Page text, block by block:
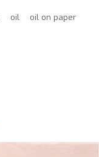
oil
oil on paper